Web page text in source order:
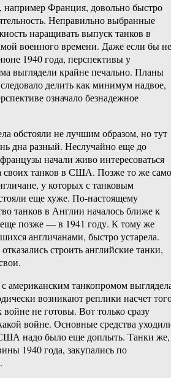
например Франция, довольно быстро
Неправильно выбранные
наращивать выпуск танков в
военного времени. Даже если бы не
1940 года, перспективы у
выглядели крайне печально. Планы
делить как минимум надвое,
означало безнадежное
обстояли не лучшим образом, но тут
дна разный. Неслучайно еще до
начали живо интересоваться
своих танков в США. Позже то же
у которых с танковым
еще хуже. По-настоящему
танков в Англии началось ближе к
позже — в 1941 году. К тому же
англичанами, быстро устарела.
строить английские танки,
американским танкопромом
возникают реплики насчет
не готовы. Вот только сразу
войне. Основные средства
надо было еще доплыть. Танки же,
1940 года, закупались по